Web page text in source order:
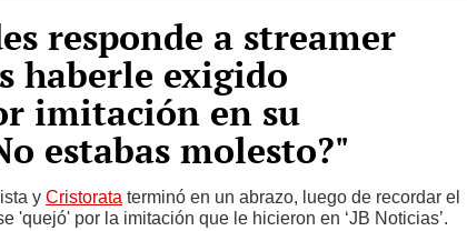
responde a streamer
haberle exigido
imitación en su
estabas molesto?"
y Cristorata terminó en un abrazo, luego de recordar el
'quejó' por la imitación que le hicieron en ‘JB Noticias’.